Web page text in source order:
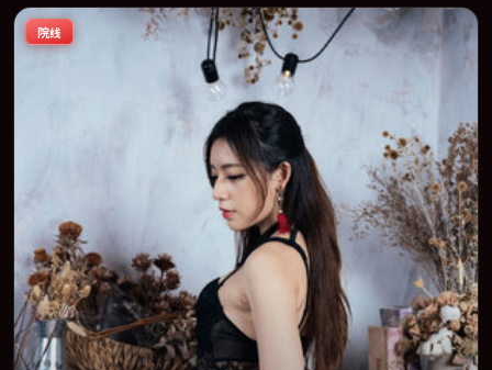
中口碑稳健，适合喜欢强情节与人物弧光的观众完整观看。
院线